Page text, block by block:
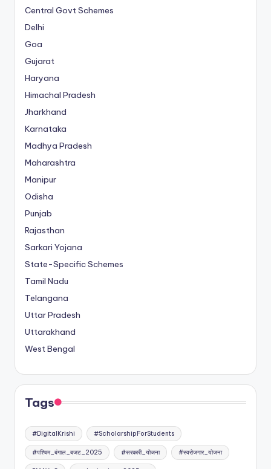
Central Govt Schemes
Delhi
Goa
Gujarat
Haryana
Himachal Pradesh
Jharkhand
Karnataka
Madhya Pradesh
Maharashtra
Manipur
Odisha
Punjab
Rajasthan
Sarkari Yojana
State-Specific Schemes
Tamil Nadu
Telangana
Uttar Pradesh
Uttarakhand
West Bengal
Tags
#DigitalKrishi #ScholarshipForStudents
#पश्चिम_बंगाल_बजट_2025 #सरकारी_योजना #स्वरोजगार_योजना